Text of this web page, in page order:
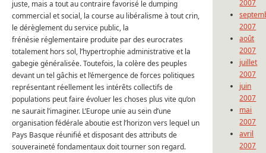
juste, mais a tout au contraire favorisé le dumping
commercial et social, la course au libéralisme à tout crin,
le dérèglement du service public, la
frénésie réglementaire produite par des eurocrates
totalement hors sol, l’hypertrophie administrative et la
gabegie généralisée. Toutefois, la colère des peuples
devant un tel gâchis et l’émergence de forces politiques
représentant réellement les intérêts collectifs de
populations peut faire évoluer les choses plus vite qu’on
ne saurait l’imaginer. L’Europe unie au sein d’une
organisation fédérale aboutie est l’horizon vers lequel un
Pays Basque réunifié et disposant des attributs de
souveraineté fondamentaux doit tourner son regard.
2007
2007
août
2007
juillet
2007
juin
2007
mai
2007
avril
2007